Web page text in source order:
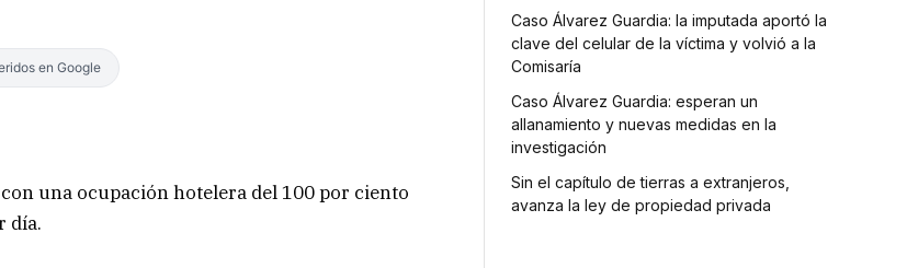
en Google
una ocupación hotelera del 100 por ciento
día.
Caso Álvarez Guardia: la imputada aportó la
clave del celular de la víctima y volvió a la
Comisaría
Caso Álvarez Guardia: esperan un
allanamiento y nuevas medidas en la
investigación
Sin el capítulo de tierras a extranjeros,
avanza la ley de propiedad privada